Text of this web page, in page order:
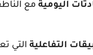
اليومية مع
التفاعلية التي